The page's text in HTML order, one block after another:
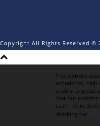
Copyright All Rights Reserved ©
This website
experience, help
enable targeted
that our content
Learn more
checking our